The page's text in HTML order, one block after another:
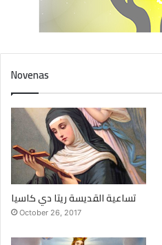
Novenas
تساعية القديسة ريتا دي كاسيا
October 26, 2017